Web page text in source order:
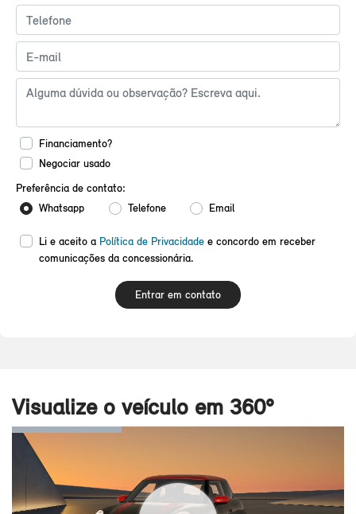
Financiamento?
Negociar usado
Preferência de contato:
Whatsapp
Telefone Email
Li e aceito a Política de Privacidadee concordo em receber
comunicações da concessionária.
Entrar em contato
Visualize o veículo em 360°